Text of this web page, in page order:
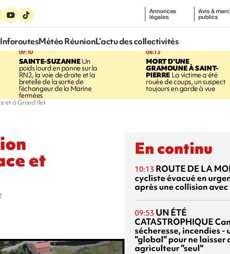
Annonces
légales
Avis &
publics
InforoutesMétéo RéunionL’actu des collectivités
09:10
SAINTE-SUZANNEUn
poids lourd en panne sur la
RN2, la voie de droite et la
bretelle de la sortie de
l’échangeur de la Marine
fermées
08:13
MORT D'UNE
GRAMOUNE À SAINT-
PIERRE La victime a été
rouée de coups, un suspect
toujours en garde à vue
et à Grand Ilet
et
En continu
10:13 ROUTE DE LA
cycliste évacué en
après une collision
09:53 UN ÉTÉ
CATASTROPHIQUE
sécheresse, incendies -
"global" pour ne laisser
agriculteur "seul"